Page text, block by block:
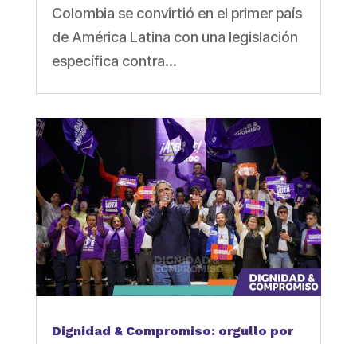
Colombia se convirtió en el primer país
de América Latina con una legislación
específica contra...
Dignidad & Compromiso: orgullo por